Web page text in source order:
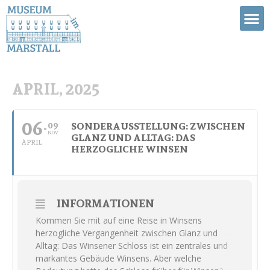
APRIL, 2025
06
APRIL
09
NOV SONDERAUSSTELLUNG: ZWISCHEN
GLANZ UND ALLTAG: DAS
HERZOGLICHE WINSEN
INFORMATIONEN
Kommen Sie mit auf eine Reise in Winsens
herzogliche Vergangenheit zwischen Glanz und
Alltag: Das Winsener Schloss ist ein zentrales und
markantes Gebäude Winsens. Aber welche